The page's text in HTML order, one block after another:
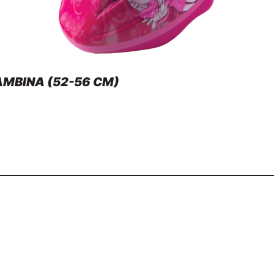
(52-56 CM)